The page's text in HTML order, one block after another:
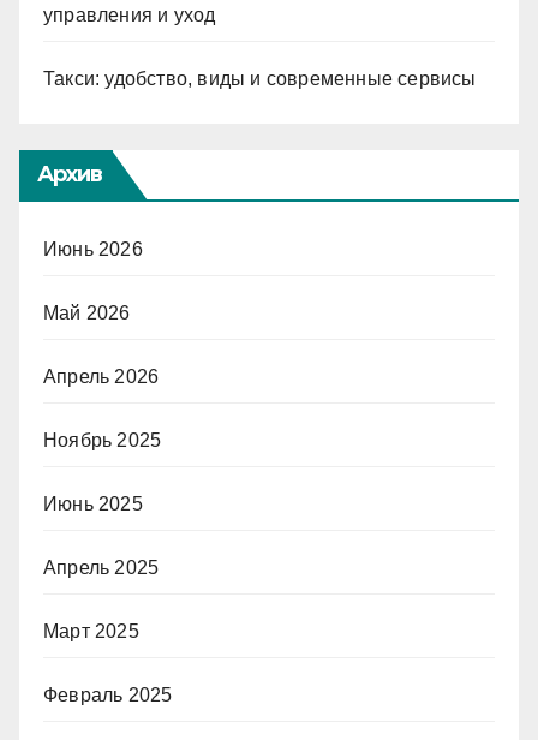
управления и уход
Такси: удобство, виды и современные сервисы
Архив
Июнь 2026
Май 2026
Апрель 2026
Ноябрь 2025
Июнь 2025
Апрель 2025
Март 2025
Февраль 2025